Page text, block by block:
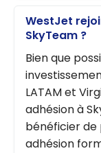
WestJet
SkyTeam ?
Bien que
LATAM et
adhésion à
bénéficier de
adhésion